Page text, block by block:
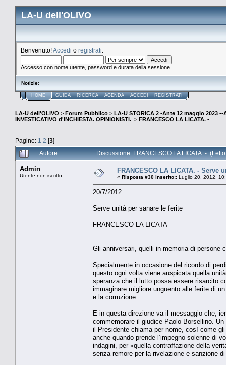
LA-U dell'OLIVO
Benvenuto!Accedi o registrati
Accesso con nome utente, password e durata della sessione
Notizie:
HOME GUIDA RICERCA AGENDA ACCEDI REGISTRATI
LA-U dell'OLIVO > Forum Pubblico > LA-U STORICA 2 -Ante 12 maggio 2023 --
INVESTICATIVO d'INCHIESTA. OPINIONISTI. > FRANCESCO LA LICATA. -
Pagine: 1 2 [3]
Autore
Discussione: FRANCESCO LA LICATA. -
Admin
Utente non iscritto
FRANCESCO LA LICATA. - Serve
« Risposta #30 inserito:: Luglio 20, 2012,
20/7/2012
Serve unità per sanare le ferite
FRANCESCO LA LICATA
Gli anniversari, quelli in memoria di persone
Specialmente in occasione del ricordo di
questo ogni volta viene auspicata quella
speranza che il lutto possa essere risarcito
immaginare migliore unguento alle ferite di
e la corruzione.
E in questa direzione va il messaggio che,
commemorare il giudice Paolo Borsellino.
il Presidente chiama per nome, così come
anche quando prende l’impegno solenne di
indagini, per «quella contraffazione della
senza remore per la rivelazione e sanzione